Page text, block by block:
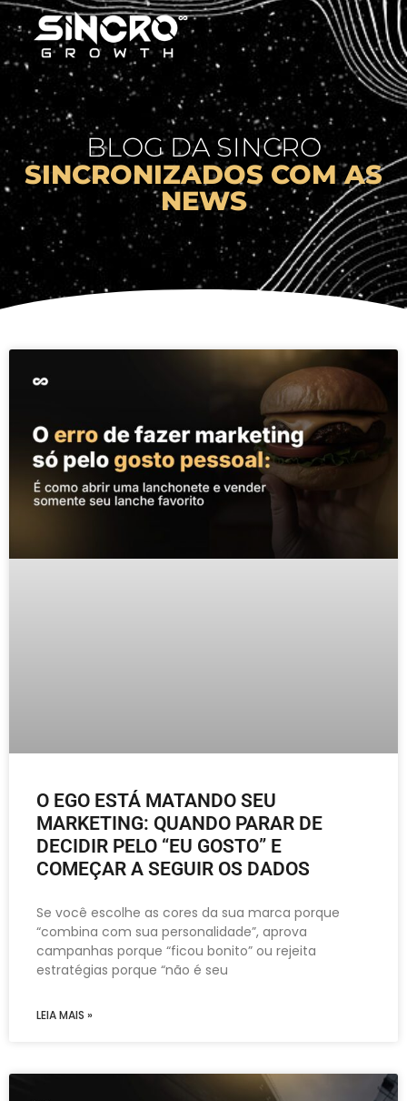
BLOG DA SINCRO
SINCRONIZADOS COM AS
NEWS
O EGO ESTÁ MATANDO SEU
MARKETING: QUANDO PARAR DE
DECIDIR PELO “EU GOSTO” E
COMEÇAR A SEGUIR OS DADOS
Se você escolhe as cores da sua marca porque
“combina com sua personalidade”, aprova
campanhas porque “ficou bonito” ou rejeita
estratégias porque “não é seu
LEIA MAIS »